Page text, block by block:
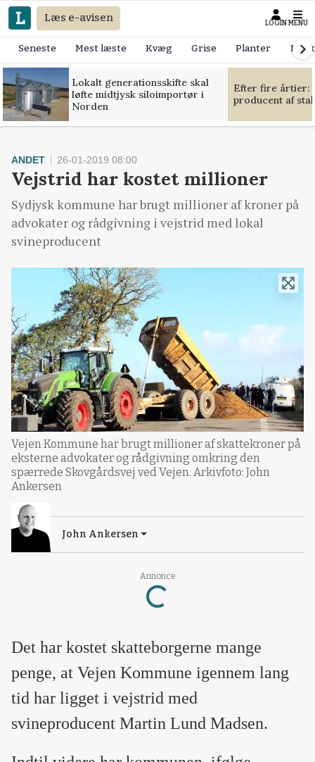
Læs e-avisen LOGIN MENU
Seneste Mest læste Kvæg Grise Planter
Lokalt generationsskifte skal
løfte midtjysk siloimportør i
Norden
Efter fire årtier:
producent af
Annonce
Loading...
ANDET 26-01-2019 08:00
Vejstrid har kostet millioner
Sydjysk kommune har brugt millioner af kroner på
advokater og rådgivning i vejstrid med lokal
svineproducent
Vejen Kommune har brugt millioner af skattekroner på
eksterne advokater og rådgivning omkring den
spærrede Skovgårdsvej ved Vejen. Arkivfoto: John
Ankersen
John Ankersen
Det har kostet skatteborgerne mange
penge, at Vejen Kommune igennem lang
tid har ligget i vejstrid med
svineproducent Martin Lund Madsen.